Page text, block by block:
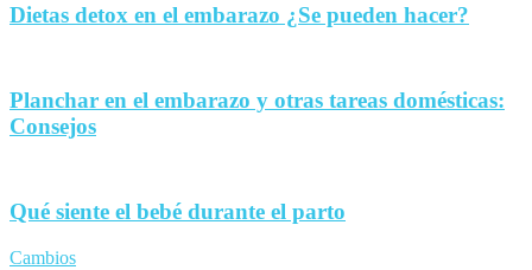
Dietas detox en el embarazo ¿Se pueden hacer?
Planchar en el embarazo y otras tareas domésticas:
Consejos
Qué siente el bebé durante el parto
Cambios